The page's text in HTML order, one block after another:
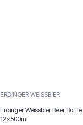
ERDINGER WEISSBIER
Erdinger Weissbier Beer Bottle
12x500ml